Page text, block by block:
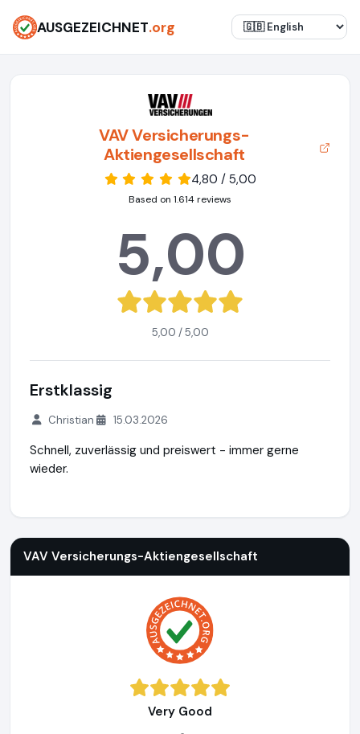
AUSGEZEICHNET.org
VAV Versicherungs-
Aktiengesellschaft
4,80 / 5,00
Based on 1.614 reviews
5,00
5,00 / 5,00
Erstklassig
Christian 15.03.2026
Schnell, zuverlässig und preiswert - immer gerne
wieder.
VAV Versicherungs-Aktiengesellschaft
Very Good